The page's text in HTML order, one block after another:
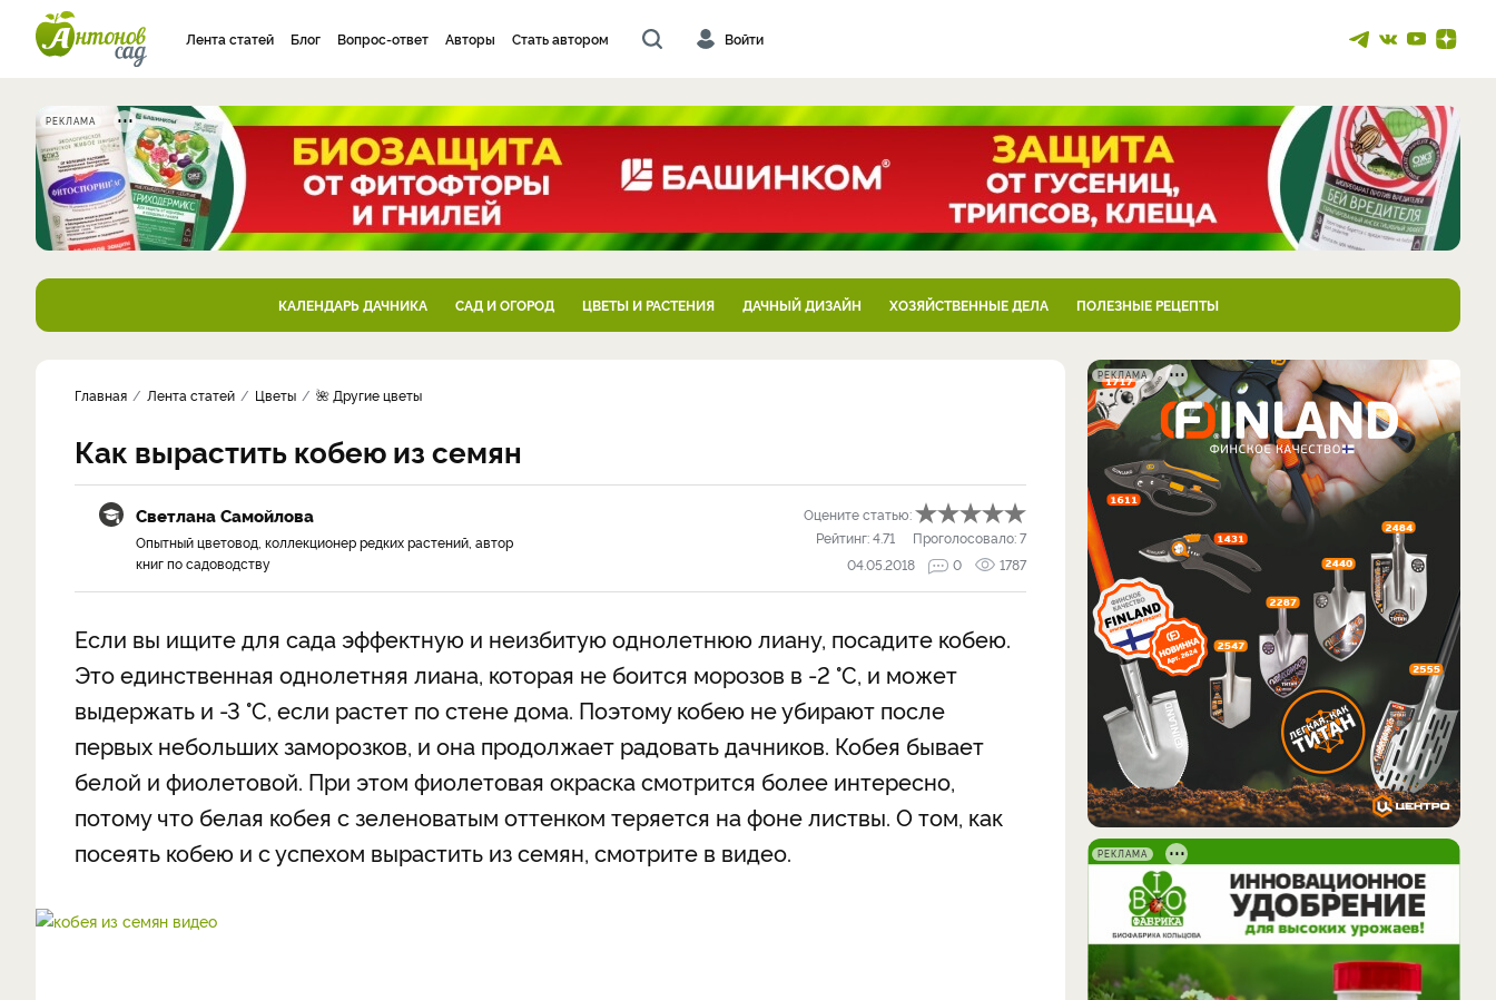
Лента статей Блог Вопрос-ответ Авторы Стать автором Войти
РЕКЛАМА
КАЛЕНДАРЬ ДАЧНИКА САД И ОГОРОД ЦВЕТЫ И РАСТЕНИЯ ДАЧНЫЙ ДИЗАЙН ХОЗЯЙСТВЕННЫЕ ДЕЛА ПОЛЕЗНЫЕ РЕЦЕПТЫ
Главная Лента статей Цветы 🌺 Другие цветы
Как вырастить кобею из семян
Светлана Самойлова
Опытный цветовод, коллекционер редких растений, автор
книг по садоводству
Оцените статью:
Рейтинг:4.71 Проголосовало:7
04.05.2018
0 1787
Если вы ищите для сада эффектную и неизбитую однолетнюю лиану, посадите кобею.
Это единственная однолетняя лиана, которая не боится морозов в -2 °C, и может
выдержать и -3 °C, если растет по стене дома. Поэтому кобею не убирают после
первых небольших заморозков, и она продолжает радовать дачников. Кобея бывает
белой и фиолетовой. При этом фиолетовая окраска смотрится более интересно,
потому что белая кобея с зеленоватым оттенком теряется на фоне листвы. О том, как
посеять кобею и с успехом вырастить из семян, смотрите в видео.
РЕКЛАМА
РЕКЛАМА